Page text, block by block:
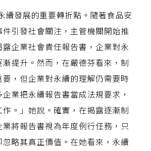
續發展的重要轉折點。隨著食品安
引發社會關注，主管機關開始推
企業社會責任報告書，企業對永
提升。然而，在嚴德芬看來，制
，但企業對永續的理解仍需要時
業把永續報告書當成法規要求，
。」她說。確實，在揭露逐漸制
將報告書視為年度例行任務，只
略其真正價值。在她看來，永續